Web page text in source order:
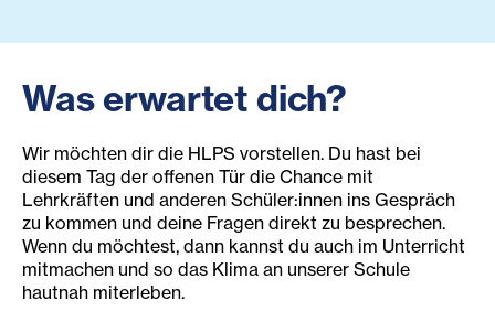
Was erwartet dich?
Wir möchten dir die HLPS vorstellen. Du hast bei
diesem Tag der offenen Tür die Chance mit
Lehrkräften und anderen Schüler:innen ins Gespräch
zu kommen und deine Fragen direkt zu besprechen.
Wenn du möchtest, dann kannst du auch im Unterricht
mitmachen und so das Klima an unserer Schule
hautnah miterleben.